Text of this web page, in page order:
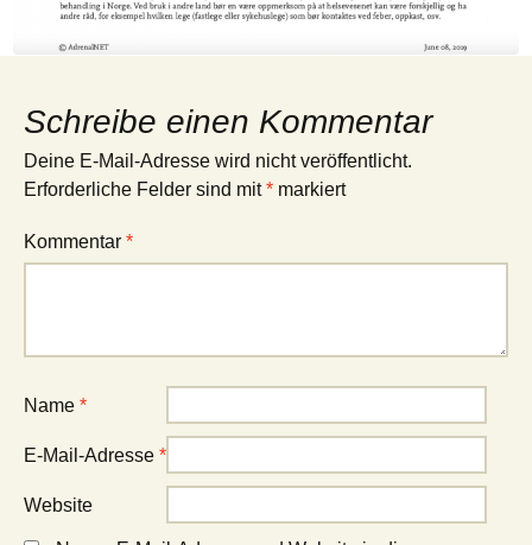
Schreibe einen Kommentar
Deine E-Mail-Adresse wird nicht veröffentlicht.
Erforderliche Felder sind mit* markiert
Kommentar *
Name *
E-Mail-Adresse *
Website